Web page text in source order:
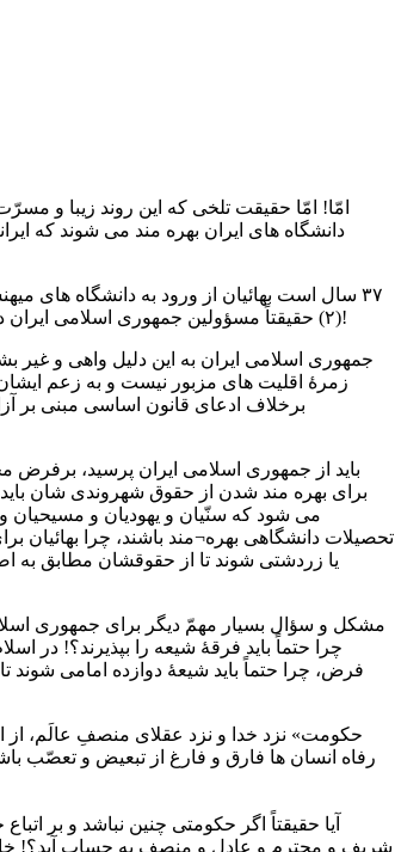
امّا! امّا حقیقت تلخی که این روند زیبا و
دانشگاه های ایران بهره مند می شوند که
٣٧ سال است بهائیان از ورود به دانشگاه های
(۲) حقیقتاً مسؤولین جمهوری اسلامی ایران دربارۀ این تبعیض عجیب و حیرت انگیز چه پاسخی در برابر عدل الهی و ایرانیان شریف و جهانیان دارند؟!
جمهوری اسلامی ایران به این دلیل واهی و غیر
زمرۀ اقلیت های مزبور نیست و به زعم
برخلاف ادعای قانون اساسی مبنی بر
برای بهره مند شدن از حقوق شهروندی شان
می شود که سنّیان و یهودیان و مسیحیان
تحصیلات دانشگاهی بهره¬مند باشند، چرا
یا زردشتی شوند تا از حقوقشان مطابق به
مشکل و سؤال بسیار مهمّ دیگر برای جمهوری
فرض، چرا حتماً باید شیعۀ دوازده امامی شوند
رفاه انسان ها فارق و فارغ از تبعیض و تعصّب
آیا حقیقتاً اگر حکومتی چنین نباشد و بر
شریف و محترم و عادل و منصف به حساب آید؟!